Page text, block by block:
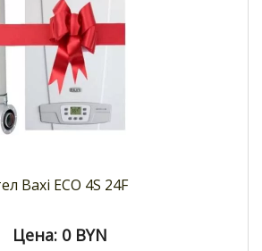
Baxi ECO 4S 24F
Цена: 0 BYN